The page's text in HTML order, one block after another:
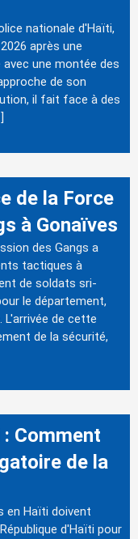
nationale d'Haïti,
après une
une montée des
de son
il fait face à des
de la Force
à Gonaïves
des Gangs a
tactiques à
de soldats sri-
le département,
de cette
de la sécurité,
Comment
de la
en Haïti doivent
d'Haïti pour